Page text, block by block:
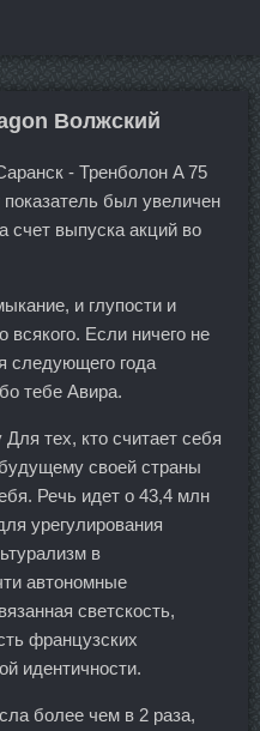
Волжский
- Тренболон A 75
был увеличен
счет выпуска акций во
и глупости и
всякого. Если ничего не
следующего года
тебе Авира.
тех, кто считает себя
своей страны
Речь идет о 43,4 млн
урегулирования
в
автономные
светскость,
французских
идентичности.
более чем в 2 раза,